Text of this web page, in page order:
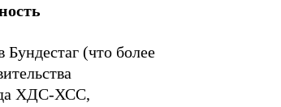
(что более
ХДС-ХСС,